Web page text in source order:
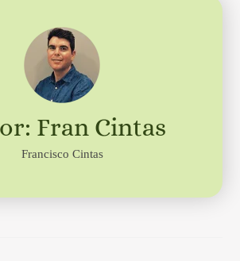
Fran Cintas
Francisco Cintas